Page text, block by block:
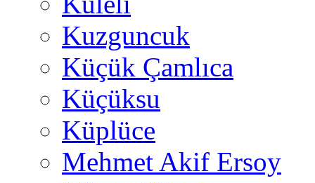
Kuzguncuk
Küçük Çamlıca
Küçüksu
Küplüce
Mehmet Akif Ersoy